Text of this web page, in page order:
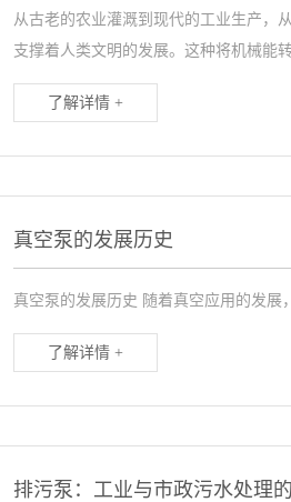
从古老的农业灌溉到现代的工业生产，
支撑着人类文明的发展。这种将机械能
了解详情 +
真空泵的发展历史
真空泵的发展历史 随着真空应用的发展
了解详情 +
排污泵：工业与市政污水处理